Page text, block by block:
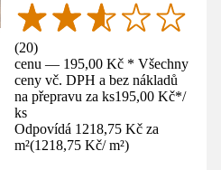
(20)
cenu — 195,00 Kč * Všechny
ceny vč. DPH a bez nákladů
na přepravu za ks195,00 Kč*/
ks
Odpovídá 1218,75 Kč za
m²(1218,75 Kč/ m²)